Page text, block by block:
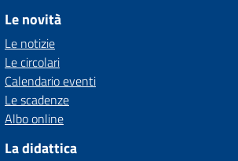
Le novità
Le notizie
Le circolari
Calendario eventi
Le scadenze
Albo online
La didattica